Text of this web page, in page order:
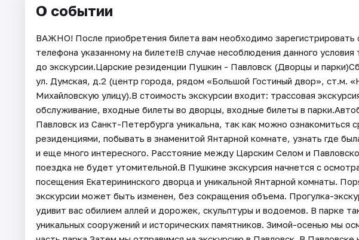
О событии
ВАЖНО! После приобретения билета вам необходимо зарегистрировать
телефона указанному на билете!В случае несоблюдения данного
до экскурсии.Царские резиденции Пушкин - Павловск (Дворцы и
ул. Думская, д.2 (центр города, рядом «Большой Гостиный двор», ст.м.
Михайловскую улицу).В стоимость экскурсии входит: трассовая
обслуживание, входные билеты во дворцы, входные билеты в
Павловск из Санкт-Петербурга уникальна, так как можно ознакомиться
резиденциями, побывать в знаменитой Янтарной комнате, узнать где
и еще много интересного. Расстояние между Царским Селом и
поездка не будет утомительной.В Пушкине экскурсия начнется с
посещения Екатерининского дворца и уникальной Янтарной комнаты.
экскурсии может быть изменен, без сокращения объема. Прогулка-
удивит вас обилием аллей и дорожек, скульптуры и водоемов. В парке
уникальных сооружений и исторических памятников. Зимой-осенью мы